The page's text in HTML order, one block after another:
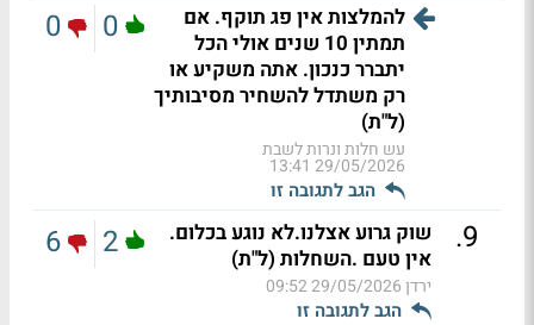
להמלצות אין פג תוקף. אם
תמתין 10 שנים אולי הכל
יתברר כנכון. אתה משקיע או
רק משתדל להשחיר מסיבותיך
(ל"ת)
עש חלות ונרות לשבת
29/05/2026 13:41
הגב לתגובה זו
0
0
9
.
שוק גרוע אצלנו.לא נוגע בכלום.
אין טעם .השחלות (ל"ת)
ירדן29/05/2026 09:52
הגב לתגובה זו
2
6